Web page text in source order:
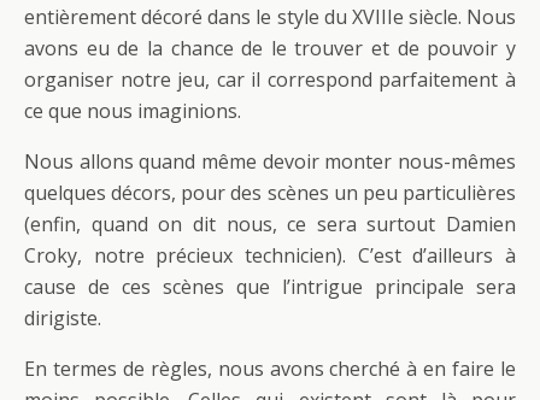
entièrement décoré dans le style du XVIIIe siècle. Nous
avons eu de la chance de le trouver et de pouvoir y
organiser notre jeu, car il correspond parfaitement à
ce que nous imaginions.
Nous allons quand même devoir monter nous-mêmes
quelques décors, pour des scènes un peu particulières
(enfin, quand on dit nous, ce sera surtout Damien
Croky, notre précieux technicien). C’est d’ailleurs à
cause de ces scènes que l’intrigue principale sera
dirigiste.
En termes de règles, nous avons cherché à en faire le